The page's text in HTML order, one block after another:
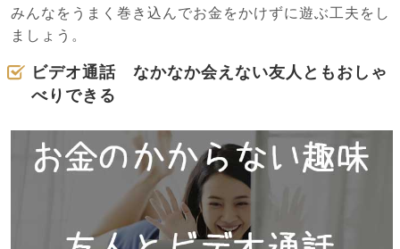
みんなをうまく巻き込んでお金をかけずに遊ぶ工夫をし
ましょう。
ビデオ通話 なかなか会えない友人ともおしゃ
べりできる